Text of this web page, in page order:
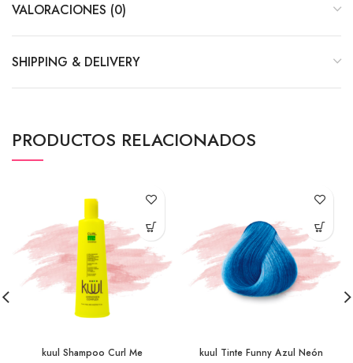
VALORACIONES (0)
SHIPPING & DELIVERY
PRODUCTOS RELACIONADOS
kuul Shampoo Curl Me kuul Tinte Funny Azul Neón